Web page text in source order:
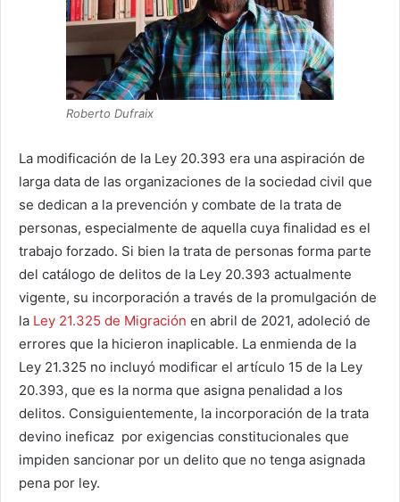
Roberto Dufraix
La modificación de la Ley 20.393 era una aspiración de
larga data de las organizaciones de la sociedad civil que
se dedican a la prevención y combate de la trata de
personas, especialmente de aquella cuya finalidad es el
trabajo forzado. Si bien la trata de personas forma parte
del catálogo de delitos de la Ley 20.393 actualmente
vigente, su incorporación a través de la promulgación de
la Ley 21.325 de Migración en abril de 2021, adoleció de
errores que la hicieron inaplicable. La enmienda de la
Ley 21.325 no incluyó modificar el artículo 15 de la Ley
20.393, que es la norma que asigna penalidad a los
delitos. Consiguientemente, la incorporación de la trata
devino ineficaz por exigencias constitucionales que
impiden sancionar por un delito que no tenga asignada
pena por ley.